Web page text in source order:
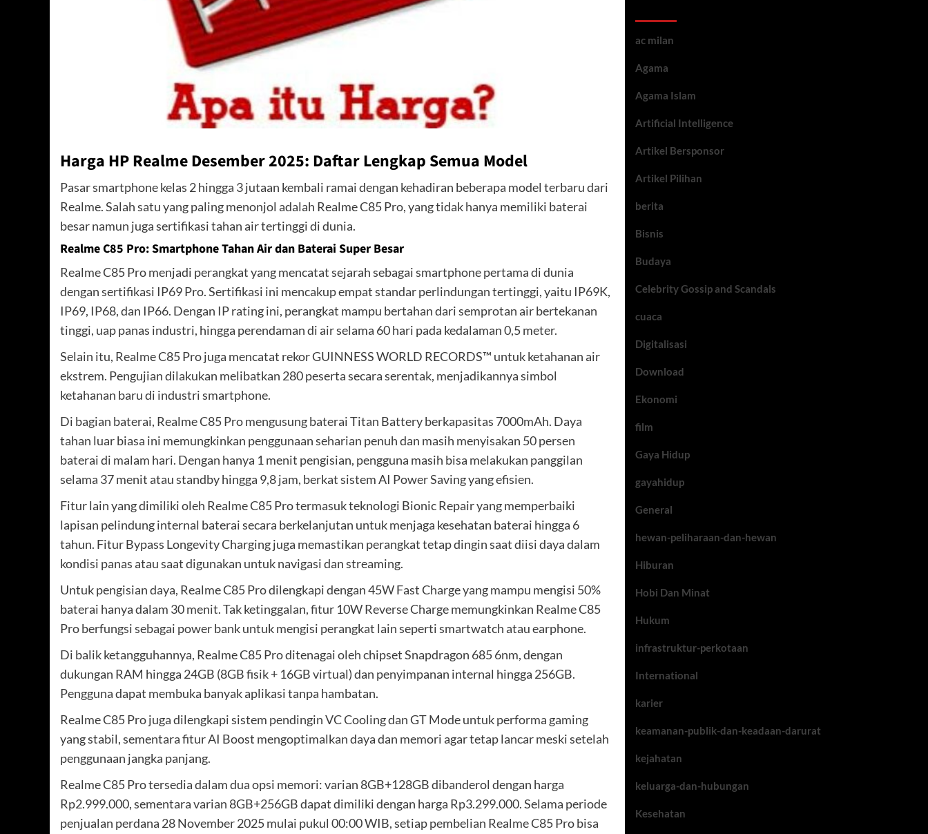
Harga HP Realme Desember 2025: Daftar Lengkap Semua Model
Pasar smartphone kelas 2 hingga 3 jutaan kembali ramai dengan kehadiran beberapa model terbaru dari
Realme. Salah satu yang paling menonjol adalah Realme C85 Pro, yang tidak hanya memiliki baterai
besar namun juga sertifikasi tahan air tertinggi di dunia.
Realme C85 Pro: Smartphone Tahan Air dan Baterai Super Besar
Realme C85 Pro menjadi perangkat yang mencatat sejarah sebagai smartphone pertama di dunia
dengan sertifikasi IP69 Pro. Sertifikasi ini mencakup empat standar perlindungan tertinggi, yaitu IP69K,
IP69, IP68, dan IP66. Dengan IP rating ini, perangkat mampu bertahan dari semprotan air bertekanan
tinggi, uap panas industri, hingga perendaman di air selama 60 hari pada kedalaman 0,5 meter.
Selain itu, Realme C85 Pro juga mencatat rekor GUINNESS WORLD RECORDS™ untuk ketahanan air
ekstrem. Pengujian dilakukan melibatkan 280 peserta secara serentak, menjadikannya simbol
ketahanan baru di industri smartphone.
Di bagian baterai, Realme C85 Pro mengusung baterai Titan Battery berkapasitas 7000mAh. Daya
tahan luar biasa ini memungkinkan penggunaan seharian penuh dan masih menyisakan 50 persen
baterai di malam hari. Dengan hanya 1 menit pengisian, pengguna masih bisa melakukan panggilan
selama 37 menit atau standby hingga 9,8 jam, berkat sistem AI Power Saving yang efisien.
Fitur lain yang dimiliki oleh Realme C85 Pro termasuk teknologi Bionic Repair yang memperbaiki
lapisan pelindung internal baterai secara berkelanjutan untuk menjaga kesehatan baterai hingga 6
tahun. Fitur Bypass Longevity Charging juga memastikan perangkat tetap dingin saat diisi daya dalam
kondisi panas atau saat digunakan untuk navigasi dan streaming.
Untuk pengisian daya, Realme C85 Pro dilengkapi dengan 45W Fast Charge yang mampu mengisi 50%
baterai hanya dalam 30 menit. Tak ketinggalan, fitur 10W Reverse Charge memungkinkan Realme C85
Pro berfungsi sebagai power bank untuk mengisi perangkat lain seperti smartwatch atau earphone.
Di balik ketangguhannya, Realme C85 Pro ditenagai oleh chipset Snapdragon 685 6nm, dengan
dukungan RAM hingga 24GB (8GB fisik + 16GB virtual) dan penyimpanan internal hingga 256GB.
Pengguna dapat membuka banyak aplikasi tanpa hambatan.
Realme C85 Pro juga dilengkapi sistem pendingin VC Cooling dan GT Mode untuk performa gaming
yang stabil, sementara fitur AI Boost mengoptimalkan daya dan memori agar tetap lancar meski setelah
penggunaan jangka panjang.
Realme C85 Pro tersedia dalam dua opsi memori: varian 8GB+128GB dibanderol dengan harga
Rp2.999.000, sementara varian 8GB+256GB dapat dimiliki dengan harga Rp3.299.000. Selama periode
penjualan perdana 28 November 2025 mulai pukul 00:00 WIB, setiap pembelian Realme C85 Pro bisa
ac milan
Agama
Agama Islam
Artificial Intelligence
Artikel Bersponsor
Artikel Pilihan
berita
Bisnis
Budaya
Celebrity Gossip and Scandals
cuaca
Digitalisasi
Download
Ekonomi
film
Gaya Hidup
gayahidup
General
hewan-peliharaan-dan-hewan
Hiburan
Hobi Dan Minat
Hukum
infrastruktur-perkotaan
International
karier
keamanan-publik-dan-keadaan-darurat
kejahatan
keluarga-dan-hubungan
Kesehatan